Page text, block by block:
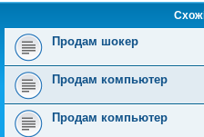
Продам шокер
Продам компьютер
Продам компьютер